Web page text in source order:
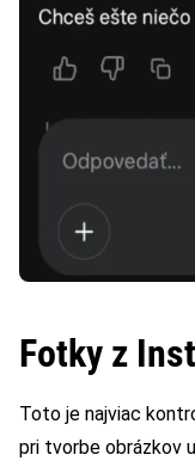
Fotky z
Toto je najviac
pri tvorbe obrázkov